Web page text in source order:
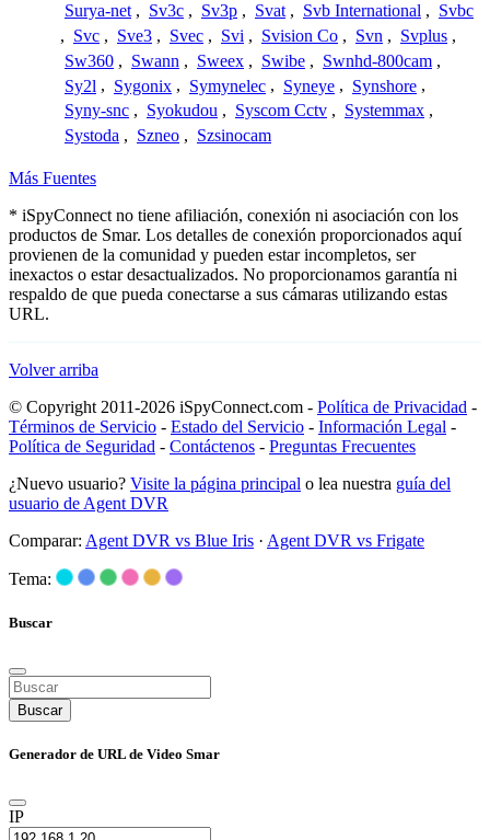
Surya-net , Sv3c , Sv3p , Svat , Svb International , Svbc
, Svc , Sve3 , Svec , Svi , Svision Co , Svn , Svplus ,
Sw360 , Swann , Sweex , Swibe , Swnhd-800cam ,
Sy2l , Sygonix , Symynelec , Syneye , Synshore ,
Syny-snc , Syokudou , Syscom Cctv , Systemmax ,
Systoda , Szneo , Szsinocam
Más Fuentes
* iSpyConnect no tiene afiliación, conexión ni asociación con los
productos de Smar. Los detalles de conexión proporcionados aquí
provienen de la comunidad y pueden estar incompletos, ser
inexactos o estar desactualizados. No proporcionamos garantía ni
respaldo de que pueda conectarse a sus cámaras utilizando estas
URL.
Volver arriba
© Copyright 2011-2026 iSpyConnect.com - Política de Privacidad -
Términos de Servicio - Estado del Servicio - Información Legal -
Política de Seguridad - Contáctenos - Preguntas Frecuentes
¿Nuevo usuario? Visite la página principal o lea nuestra guía del
usuario de Agent DVR
Comparar: Agent DVR vs Blue Iris · Agent DVR vs Frigate
Tema:
Buscar
Buscar
Generador de URL de Video Smar
IP